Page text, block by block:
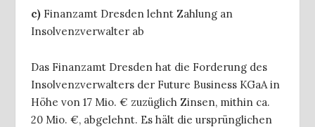
c) Finanzamt Dresden lehnt Zahlung an
Insolvenzverwalter ab
Das Finanzamt Dresden hat die Forderung des
Insolvenzverwalters der Future Business KGaA in
Höhe von 17 Mio. € zuzüglich Zinsen, mithin ca.
20 Mio. €, abgelehnt. Es hält die ursprünglichen